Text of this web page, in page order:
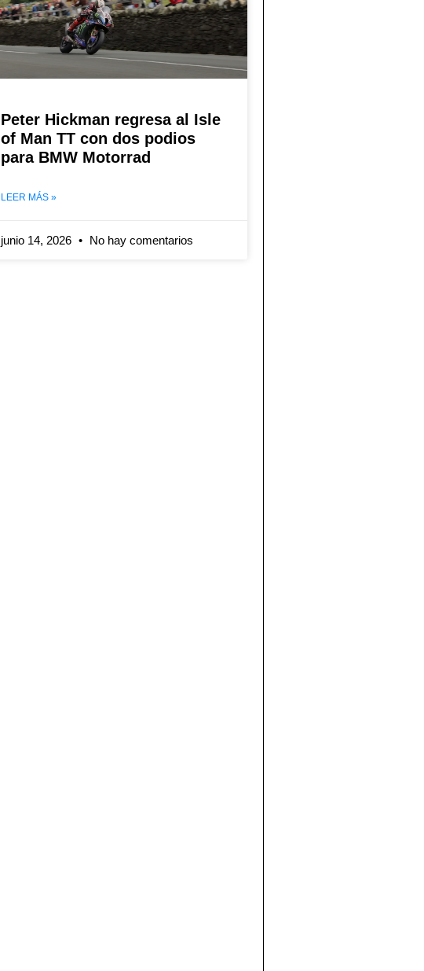
Peter Hickman regresa al Isle
of Man TT con dos podios
para BMW Motorrad
LEER MÁS »
junio 14, 2026 No hay comentarios